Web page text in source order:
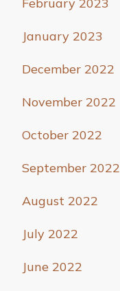
February 2023
January 2023
December 2022
November 2022
October 2022
September 2022
August 2022
July 2022
June 2022